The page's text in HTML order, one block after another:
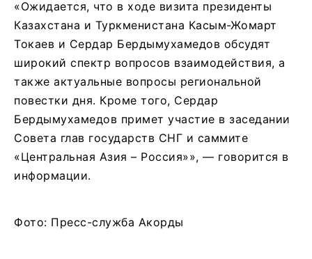
«Ожидается, что в ходе визита президенты
Казахстана и Туркменистана Касым-Жомарт
Токаев и Сердар Бердымухамедов обсудят
широкий спектр вопросов взаимодействия, а
также актуальные вопросы региональной
повестки дня. Кроме того, Сердар
Бердымухамедов примет участие в заседании
Совета глав государств СНГ и саммите
«Центральная Азия – Россия»», — говорится в
информации.
Фото: Пресс-служба Акорды